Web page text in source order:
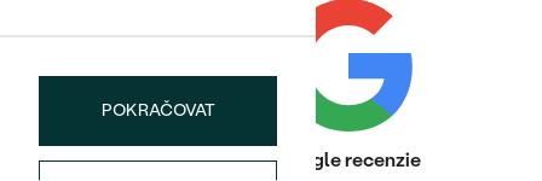
POKRAČOVAT
Heuréka recenzieGoogle recenzie